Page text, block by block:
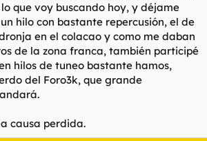
que voy buscando hoy, y déjame
hilo con bastante repercusión, el de
en el colacao y como me daban
de la zona franca, también participé
hilos de tuneo bastante hamos,
del Foro3k, que grande
causa perdida.